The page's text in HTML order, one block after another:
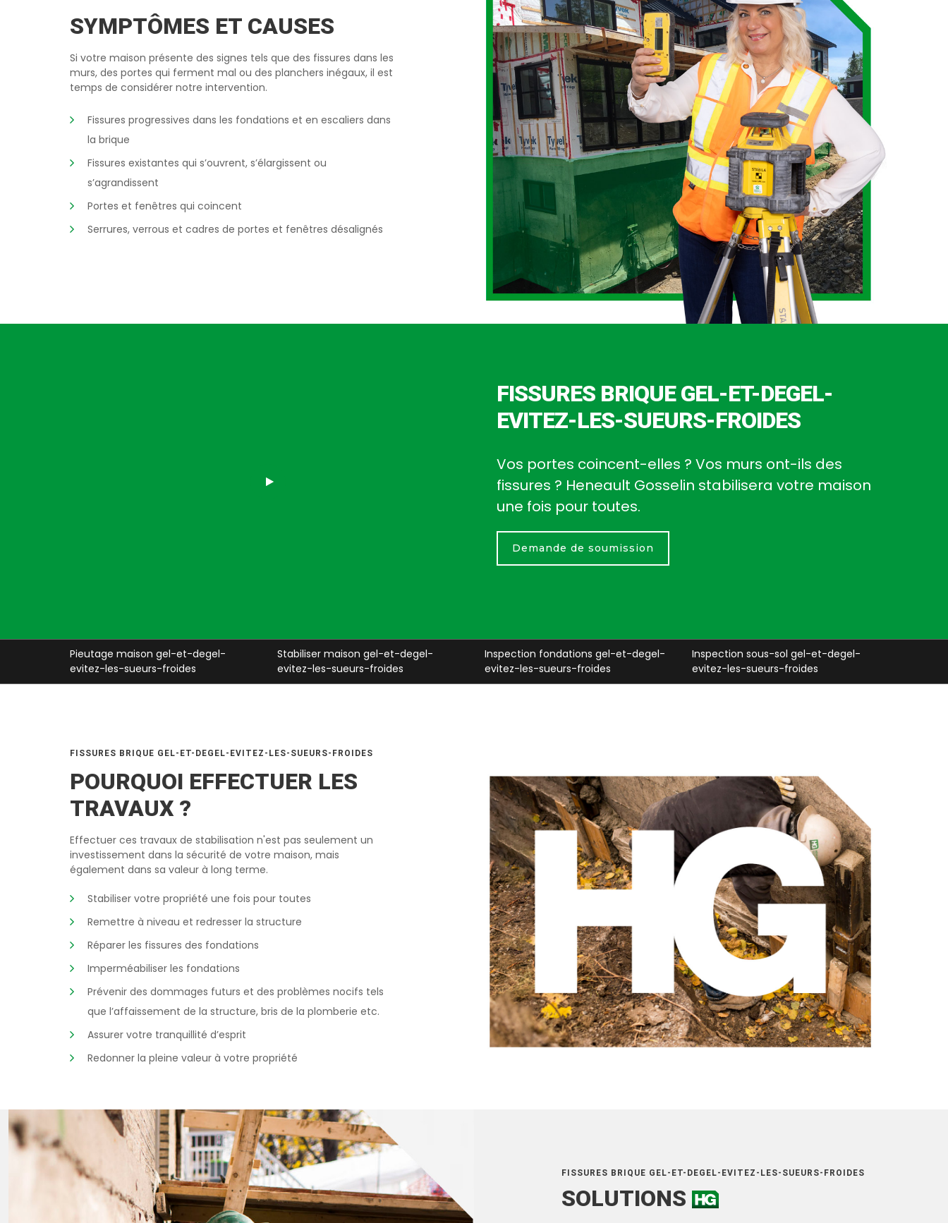
SYMPTÔMES ET CAUSES
Si votre maison présente des signes tels que des fissures dans les
murs, des portes qui ferment mal ou des planchers inégaux, il est
temps de considérer notre intervention.
Fissures progressives dans les fondations et en escaliers dans
la brique
Fissures existantes qui s’ouvrent, s’élargissent ou
s’agrandissent
Portes et fenêtres qui coincent
Serrures, verrous et cadres de portes et fenêtres désalignés
FISSURES BRIQUE GEL-ET-DEGEL-
EVITEZ-LES-SUEURS-FROIDES
Vos portes coincent-elles ? Vos murs ont-ils des
fissures ? Heneault Gosselin stabilisera votre maison
une fois pour toutes.
Demande de soumission
Stabiliser maison gel-et-degel-
evitez-les-sueurs-froides
Inspection fondations gel-et-degel-
evitez-les-sueurs-froides
Inspection sous-sol gel-et-degel-
evitez-les-sueurs-froides
Murs soutenement gel-et-degel-
evitez-les-sueurs-froides
FISSURES BRIQUE GEL-ET-DEGEL-EVITEZ-LES-SUEURS-FROIDES
POURQUOI EFFECTUER LES
TRAVAUX ?
Effectuer ces travaux de stabilisation n'est pas seulement un
investissement dans la sécurité de votre maison, mais
également dans sa valeur à long terme.
Stabiliser votre propriété une fois pour toutes
Remettre à niveau et redresser la structure
Réparer les fissures des fondations
Imperméabiliser les fondations
Prévenir des dommages futurs et des problèmes nocifs tels
que l’affaissement de la structure, bris de la plomberie etc.
Assurer votre tranquillité d’esprit
Redonner la pleine valeur à votre propriété
FISSURES BRIQUE GEL-ET-DEGEL-EVITEZ-LES-SUEURS-FROIDES
SOLUTIONS